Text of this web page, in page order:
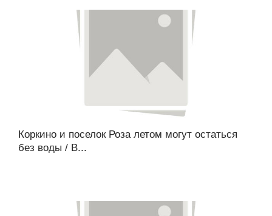
Коркино и поселок Роза летом могут остаться
без воды / В...